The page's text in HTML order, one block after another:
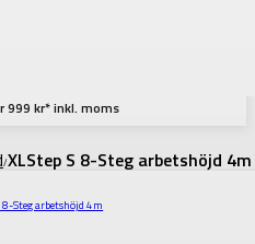
999 kr* inkl. moms
/XLStep S 8-Steg arbetshöjd 4m